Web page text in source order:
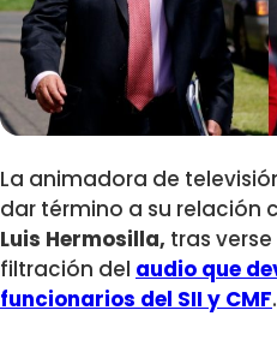
La animadora de
dar término a su
Luis Hermosilla, tras
filtración del audio que
funcionarios del SII y CMF.